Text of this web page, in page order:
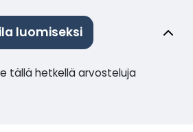
luomiseksi
tällä hetkellä arvosteluja